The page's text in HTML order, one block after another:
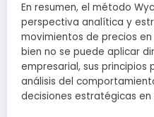
En resumen, el método
perspectiva analítica y
movimientos de precios
bien no se puede aplicar
empresarial, sus
análisis del
decisiones estratégicas